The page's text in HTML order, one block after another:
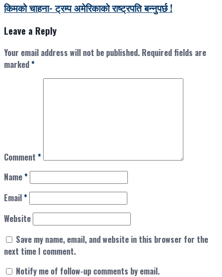
किमको चाहना- ट्रम्प अमेरिकाको राष्ट्रपति बन्नुपर्छ !
Leave a Reply
Your email address will not be published. Required fields are
marked*
Comment *
Name*
Email*
Website
Save my name, email, and website in this browser for the
next time I comment.
Notify me of follow-up comments by email.